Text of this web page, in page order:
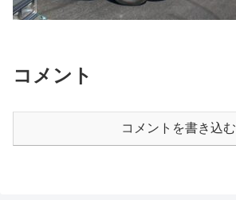
コメント
コメントを書き込む